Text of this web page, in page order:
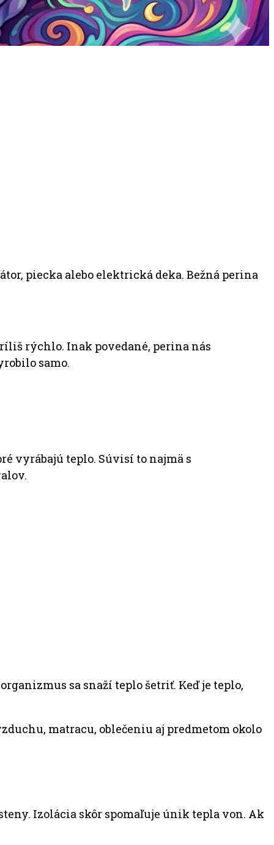
piecka alebo elektrická deka. Bežná perina
rýchlo. Inak povedané, perina nás
samo.
vyrábajú teplo. Súvisí to najmä s
sa snaží teplo šetriť. Keď je teplo,
matracu, oblečeniu aj predmetom okolo
Izolácia skôr spomaľuje únik tepla von. Ak